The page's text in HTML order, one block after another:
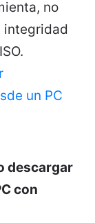
no
integridad
un PC
descargar
con